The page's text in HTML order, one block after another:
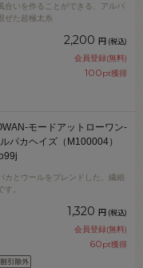
合いを作ることができる、アルパ
ぜた超極太糸
2,200 円 (税込)
会員登録(無料)
100pt獲得
モードアットローワン-
パカヘイズ（M100004）
06Co99j
カとウールをブレンドした、繊細
。
1,320 円 (税込)
会員登録(無料)
60pt獲得